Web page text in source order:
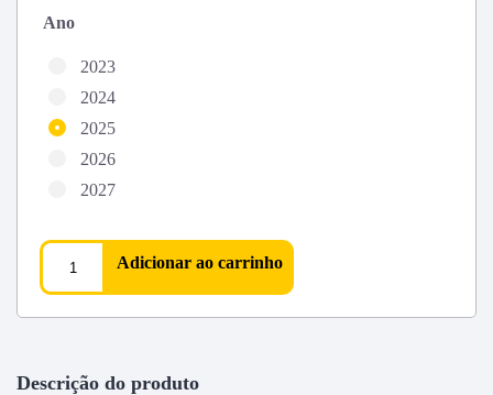
Ano
2023
2024
2025
2026
2027
Adicionar ao carrinho
Descrição do produto